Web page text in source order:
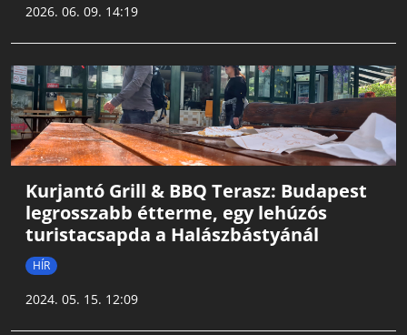
2026. 06. 09. 14:19
Kurjantó Grill & BBQ Terasz: Budapest
legrosszabb étterme, egy lehúzós
turistacsapda a Halászbástyánál
HÍR
2024. 05. 15. 12:09